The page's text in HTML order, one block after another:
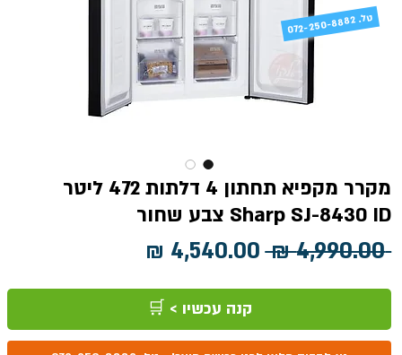
מקרר מקפיא תחתון 4 דלתות 472 ליטר
Sharp SJ-8430 ID צבע שחור
‏4,990.00 ‏₪
מחיר
רגיל
מבצע
קנה עכשיו > 🛒
072-250-8882 .טל